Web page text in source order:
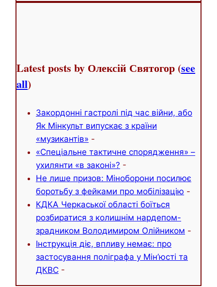
Latest posts by Олексій Святогор (see
all)
Закордонні гастролі під час війни, або
Як Мінкульт випускає з країни
«музикантів» -
«Спеціальне тактичне спорядження» –
ухилянти «в законі»? -
Не лише призов: Міноборони посилює
боротьбу з фейками про мобілізацію -
КДКА Черкаської області боїться
розбиратися з колишнім нардепом-
зрадником Володимиром Олійником -
Інструкція діє, впливу немає: про
застосування поліграфа у Мін’юсті та
ДКВС -